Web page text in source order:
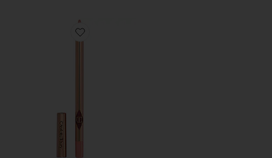
Favorite LIP CHEAT ライナー